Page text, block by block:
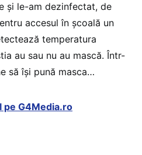
și le-am dezinfectat, de
accesul în școală un
temperatura
au sau nu au mască. Într-
să își pună masca…
G4Media.ro